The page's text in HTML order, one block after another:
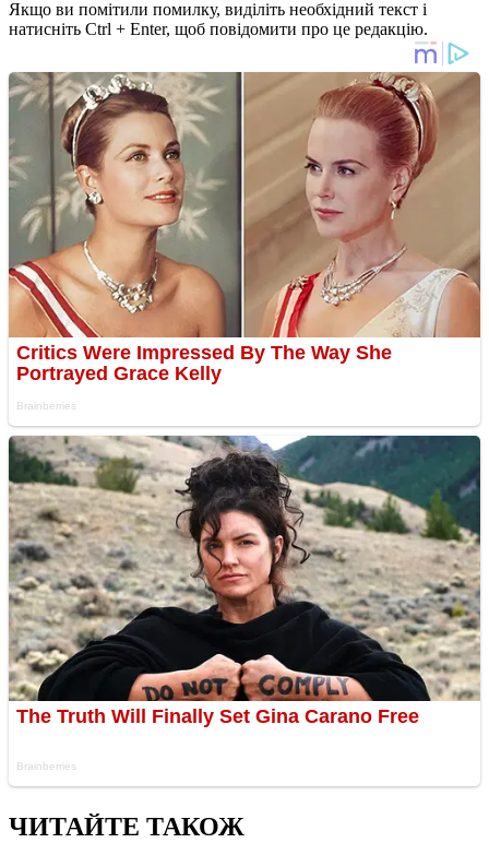
Якщо ви помітили помилку, виділіть необхідний текст і
натисніть Ctrl + Enter, щоб повідомити про це редакцію.
ЧИТАЙТЕ ТАКОЖ